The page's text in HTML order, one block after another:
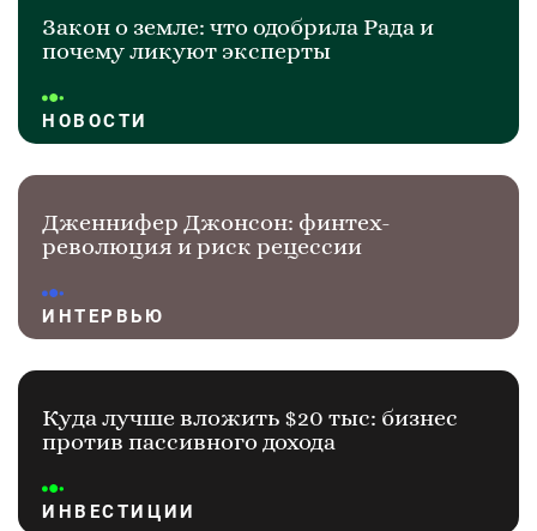
Закон о земле: что одобрила Рада и
почему ликуют эксперты
НОВОСТИ
Дженнифер Джонсон: финтех-
революция и риск рецессии
ИНТЕРВЬЮ
Куда лучше вложить $20 тыс: бизнес
против пассивного дохода
ИНВЕСТИЦИИ